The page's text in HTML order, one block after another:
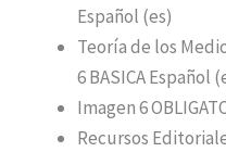
Español (es)
Teoría de los
6 BASICA Español
Imagen 6
Recursos